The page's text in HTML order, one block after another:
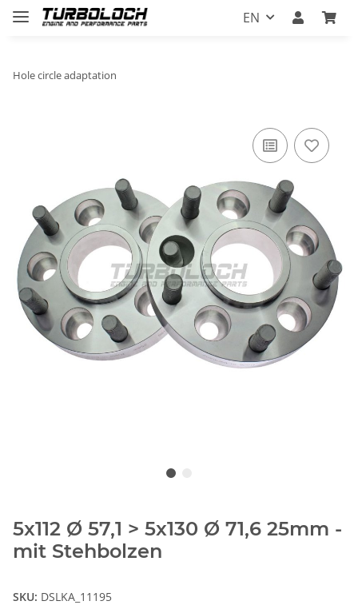
EN
Hole circle adaptation
5x112 Ø 57,1 > 5x130 Ø 71,6 25mm -
mit Stehbolzen
SKU: DSLKA_11195